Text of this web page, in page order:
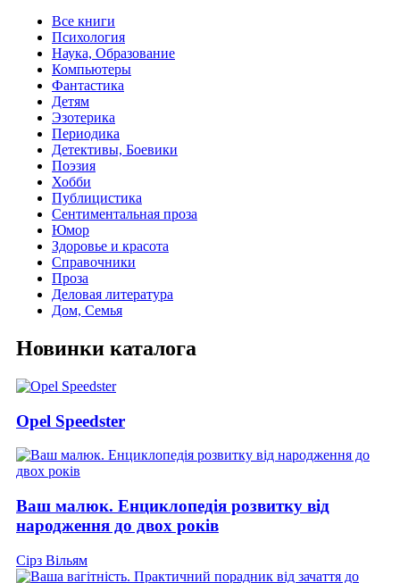
Все книги
Психология
Наука, Образование
Компьютеры
Фантастика
Детям
Эзотерика
Периодика
Детективы, Боевики
Поэзия
Хобби
Публицистика
Сентиментальная проза
Юмор
Здоровье и красота
Справочники
Проза
Деловая литература
Дом, Семья
Новинки каталога
Opel Speedster
Ваш малюк. Енциклопедія розвитку від
народження до двох років
Сірз Вільям